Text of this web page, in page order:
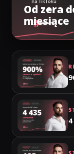
Od zera
miesiące